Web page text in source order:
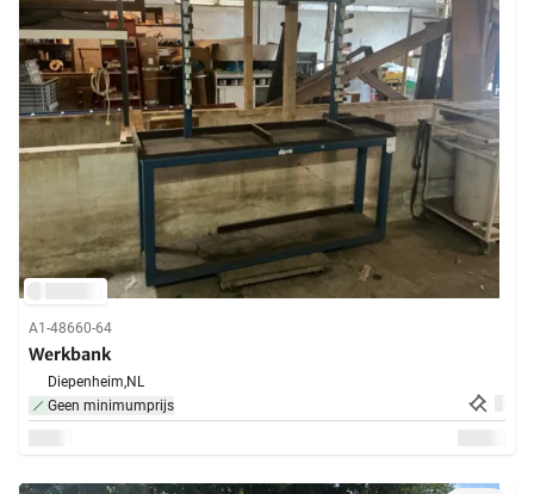
A1-48660-64
Werkbank
Diepenheim,NL
Geen minimumprijs